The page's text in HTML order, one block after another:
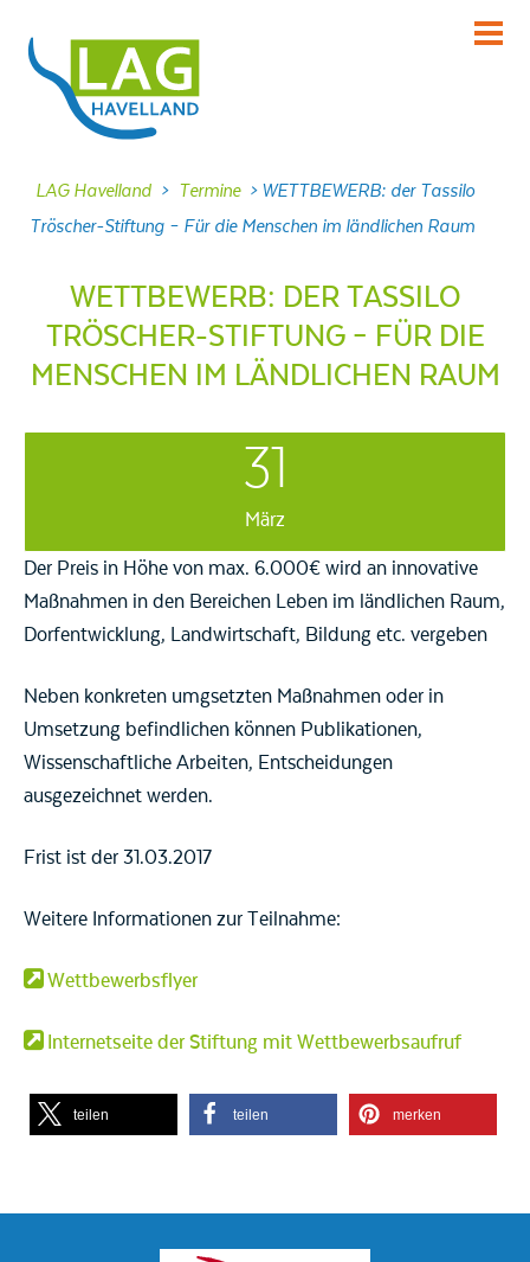
KENNENLERNEN
INFORMIEREN
Projekte
DABEI SEIN
Veranstaltungen
FRAGEN
Kontakt
LAG Havelland > Termine > WETTBEWERB: der Tassilo
Tröscher-Stiftung – Für die Menschen im ländlichen Raum
WETTBEWERB: DER TASSILO
TRÖSCHER-STIFTUNG – FÜR DIE
MENSCHEN IM LÄNDLICHEN RAUM
31
März
Der Preis in Höhe von max. 6.000€ wird an innovative
Maßnahmen in den Bereichen Leben im ländlichen Raum,
Dorfentwicklung, Landwirtschaft, Bildung etc. vergeben
Neben konkreten umgsetzten Maßnahmen oder in
Umsetzung befindlichen können Publikationen,
Wissenschaftliche Arbeiten, Entscheidungen
ausgezeichnet werden.
Frist ist der 31.03.2017
Weitere Informationen zur Teilnahme:
Wettbewerbsflyer
Internetseite der Stiftung mit Wettbewerbsaufruf
teilen teilen merken